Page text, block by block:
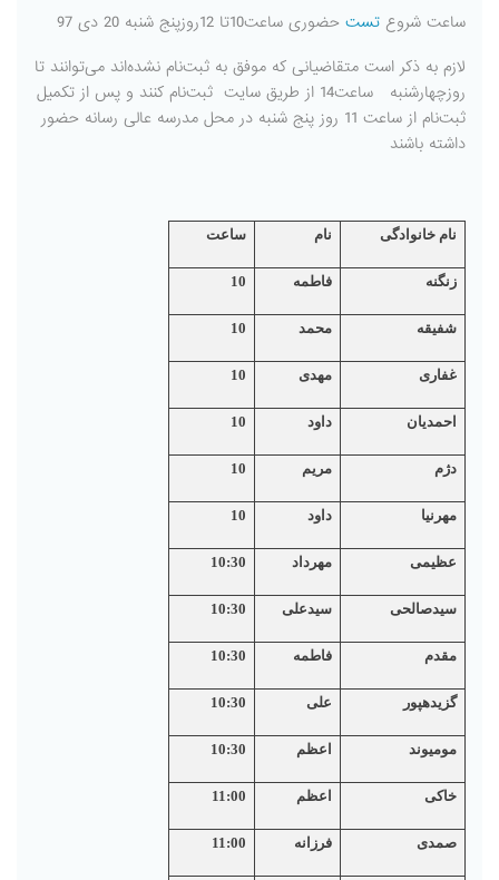
ساعت شروع تست حضوری ساعت10تا 12روزپنج شنبه 20 دی 97
لازم به ذکر است متقاضیانی که موفق به ثبت‌نام نشده‌اند می‌توانند تا
روزچهارشنبه ساعت14 از طریق سایت ثبت‌نام کنند و پس از تکمیل
ثبت‌نام از ساعت 11 روز پنج شنبه در محل مدرسه عالی رسانه حضور
داشته باشند
نام خانوادگی نام ساعت
زنگنه فاطمه 10
شفیقه محمد 10
غفاری مهدی 10
احمدیان داود 10
دژم مریم 10
مهرنیا داود 10
عظیمی مهرداد 10:30
سیدصالحی سیدعلی 10:30
مقدم فاطمه 10:30
گزیدهپور علی 10:30
مومیوند اعظم 10:30
خاکی اعظم 11:00
صمدی فرزانه 11:00